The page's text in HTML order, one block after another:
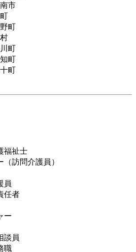
市
町
町
町
町
福祉士
訪問介護員）
員
任者
ー
談員
職